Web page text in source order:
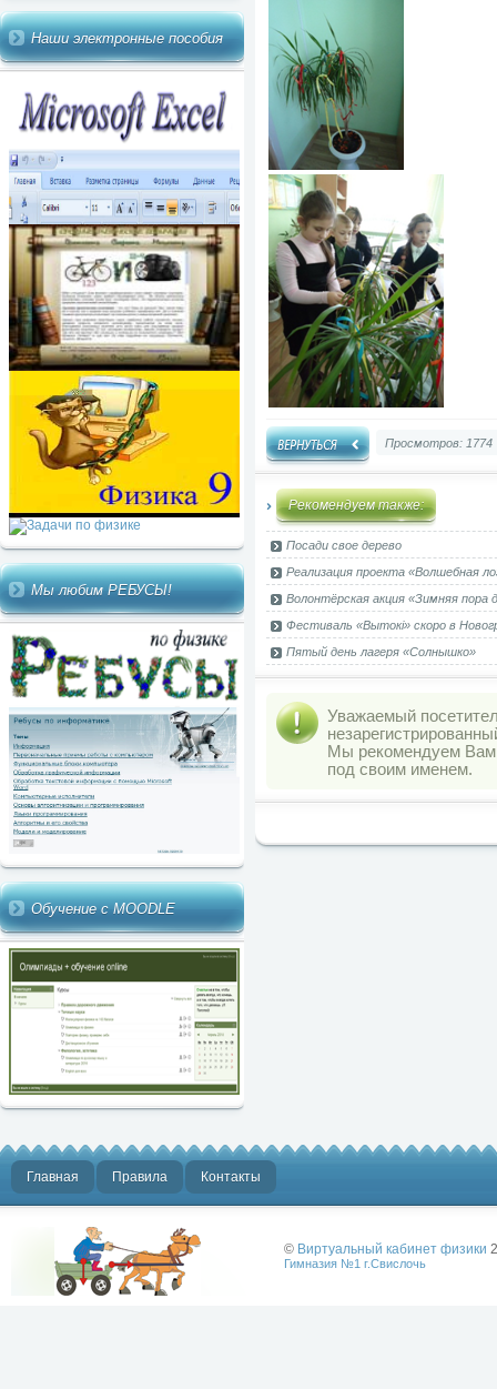
Наши электронные пособия
Мы любим РЕБУСЫ!
Обучение с MOODLE
Просмотров: 1774
Рекомендуем также:
Посади свое дерево
Реализация проекта «Волшебная
Волонтёрская акция «Зимняя пора
Фестиваль «Вытокi» скоро в
Пятый день лагеря «Солнышко»
Уважаемый
Мы рекомендуем
под своим именем.
Главная Правила Контакты
© Виртуальный кабинет физики
Гимназия №1 г.Свислочь